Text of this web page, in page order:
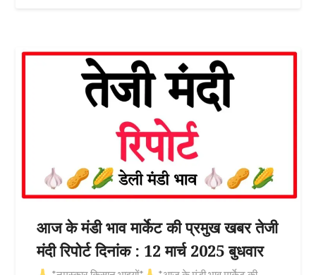
आज के मंडी भाव मार्केट की प्रमुख खबर तेजी
मंदी रिपोर्ट दिनांक : 12 मार्च 2025 बुधवार